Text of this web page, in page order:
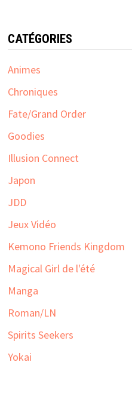
CATÉGORIES
Animes
Chroniques
Fate/Grand Order
Goodies
Illusion Connect
Japon
JDD
Jeux Vidéo
Kemono Friends Kingdom
Magical Girl de l'été
Manga
Roman/LN
Spirits Seekers
Yokai